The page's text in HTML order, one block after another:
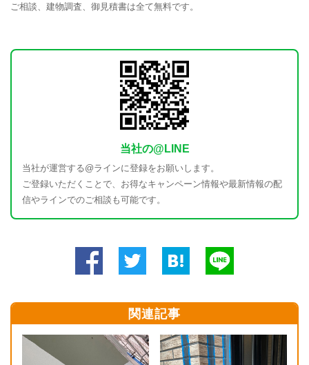
ご相談、建物調査、御見積書は全て無料です。
当社の@LINE
当社が運営する@ラインに登録をお願いします。
ご登録いただくことで、お得なキャンペーン情報や最新情報の配
信やラインでのご相談も可能です。
関連記事